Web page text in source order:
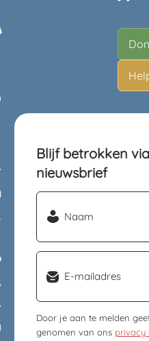
Blijf betrokken
nieuwsbrief
Naam
Email
Door je aan te melden
genomen van ons privacy